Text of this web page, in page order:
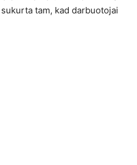
tam, kad darbuotojai